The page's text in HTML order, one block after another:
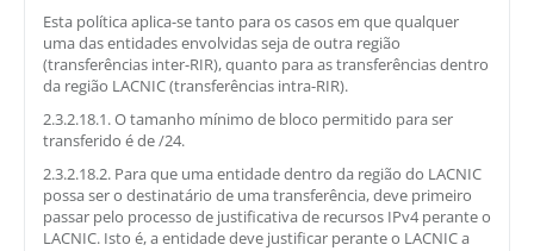
Esta política aplica-se tanto para os casos em que qualquer
uma das entidades envolvidas seja de outra região
(transferências inter-RIR), quanto para as transferências dentro
da região LACNIC (transferências intra-RIR).
2.3.2.18.1. O tamanho mínimo de bloco permitido para ser
transferido é de /24.
2.3.2.18.2. Para que uma entidade dentro da região do LACNIC
possa ser o destinatário de uma transferência, deve primeiro
passar pelo processo de justificativa de recursos IPv4 perante o
LACNIC. Isto é, a entidade deve justificar perante o LACNIC a